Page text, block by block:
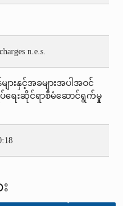
n.e.s.
ားနှင့်အခများအပါအဝင်
ပ်ရေးဆိုင်ရာစီမံဆောင်ရွက်မှု